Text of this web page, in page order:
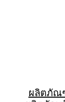
ผลิตภัณ